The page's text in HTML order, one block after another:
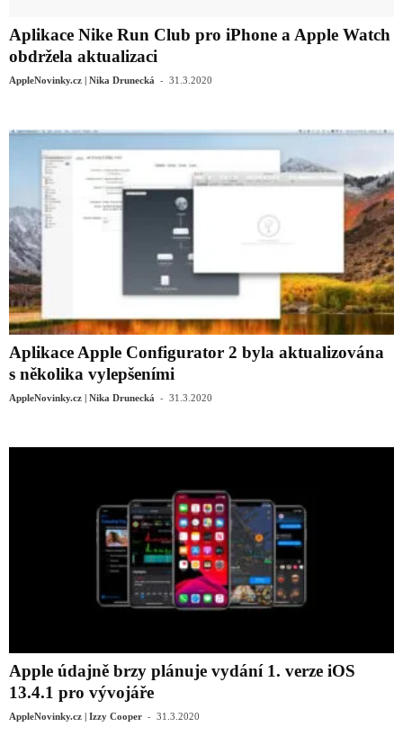
Aplikace Nike Run Club pro iPhone a Apple Watch
obdržela aktualizaci
AppleNovinky.cz | Nika Drunecká - 31.3.2020
Aplikace Apple Configurator 2 byla aktualizována
s několika vylepšeními
AppleNovinky.cz | Nika Drunecká - 31.3.2020
Apple údajně brzy plánuje vydání 1. verze iOS
13.4.1 pro vývojáře
AppleNovinky.cz | Izzy Cooper - 31.3.2020